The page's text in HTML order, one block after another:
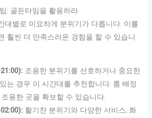
: 골든타임을 활용하라
대별로 미묘하게 분위기가 다릅니다. 이를
훨씬 더 만족스러운 경험을 할 수 있습니
조용한 분위기를 선호하거나 중요한
는 경우 이 시간대를 추천합니다. 룸 배정
용한 곳을 확보할 수 있습니다.
활기찬 분위기와 다양한 서비스, 화